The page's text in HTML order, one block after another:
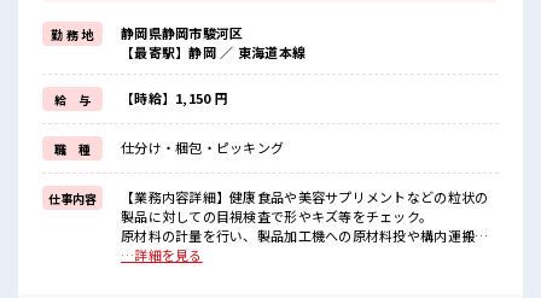
週末は家族や友人と一緒にプライベート満喫！
≪モチベーションもUP≫
派手過ぎなければ髪型や髪色自由♪
(規定有)≪動きやすい制服アリ≫
制服があるので、
毎日の服装の悩み解消♪
≪未経験の方も大カンゲイ≫
新しいことにチャレンジするのは不安だけど、
しっかり働く環境が整っています！
イチからスキルUP・ステップUP目指していきましょう！
■職場の雰囲気
明るすぎたり奇抜過ぎなければヘアカラーOK！
勤 務 地
静岡県静岡市駿河区
【最寄駅】静岡 ／ 東海道本線
給 与 【時給】1,150 円
職 種 仕分け・梱包・ピッキング
仕事内容
【業務内容詳細】健康食品や美容サプリメントなどの粒状の
製品に対しての目視検査で形やキズ等をチェック。
原材料の計量を行い、製品加工機への原材料投や構内運搬、
重さは様々で最大20Kgになるものもあり。製品加工を行った
…詳細を見る